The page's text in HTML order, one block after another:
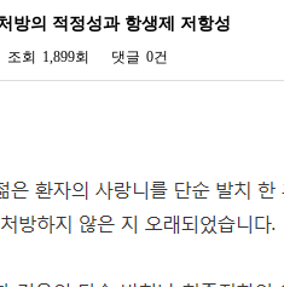
방의 적정성과 항생제 저항성
조회 1,899회 댓글 0건